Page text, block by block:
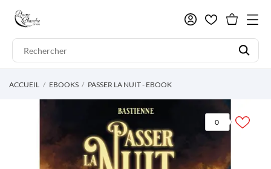
ACCUEIL EBOOKS PASSER LA NUIT - EBOOK
0